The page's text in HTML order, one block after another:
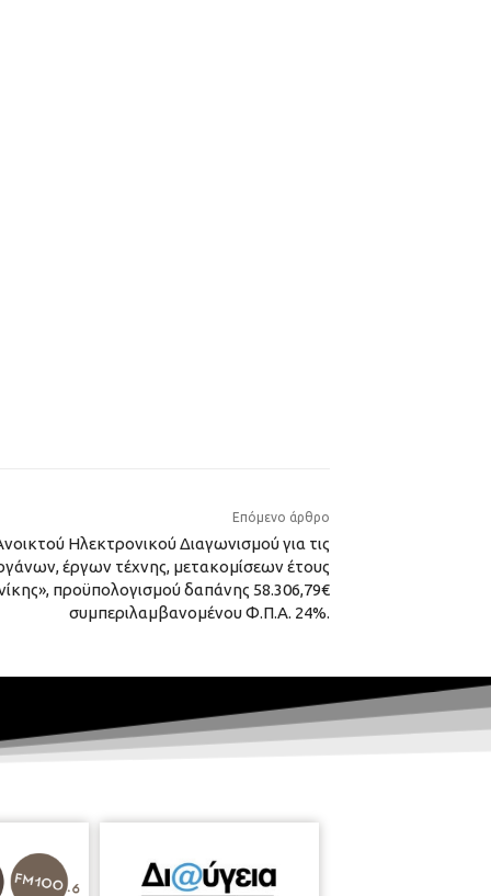
Επόμενο άρθρο
Ηλεκτρονικού Διαγωνισμού για τις
έργων τέχνης, μετακομίσεων έτους
προϋπολογισμού δαπάνης 58.306,79€
συμπεριλαμβανομένου Φ.Π.Α. 24%.